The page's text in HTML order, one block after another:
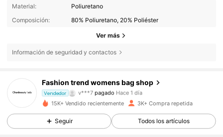
Material:
Poliuretano
Composición:
80% Poliuretano, 20% Poliéster
Ver más
Información de seguridad y contactos
Fashion trend womens bag shop
Vendedor
4,73
2K Seguidores
Hace 1 día
K***a seguido hace Hace 6 horas
4,73 2K Seguidores
15K+ Vendido recientemente 3K+ Compra repetida
Seguir Todos los artículos